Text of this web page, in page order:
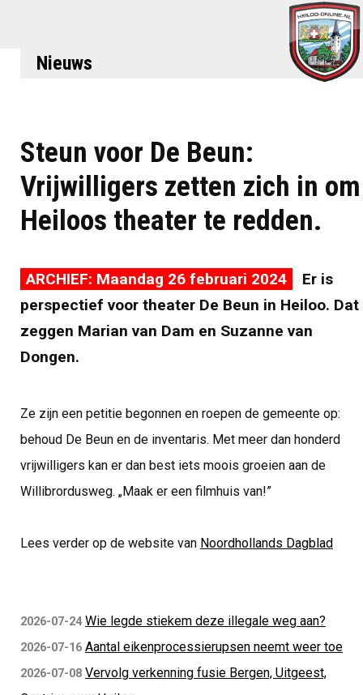
Nieuws
Steun voor De Beun:
Vrijwilligers zetten zich in om
Heiloos theater te redden.
ARCHIEF: Maandag 26 februari 2024
Er is
perspectief voor theater De Beun in Heiloo. Dat
zeggen Marian van Dam en Suzanne van
Dongen.
Ze zijn een petitie begonnen en roepen de gemeente op:
behoud De Beun en de inventaris. Met meer dan honderd
vrijwilligers kan er dan best iets moois groeien aan de
Willibrordusweg. „Maak er een filmhuis van!”
Lees verder op de website van Noordhollands Dagblad
2026-07-24 Wie legde stiekem deze illegale weg aan?
2026-07-16 Aantal eikenprocessierupsen neemt weer toe
2026-07-08 Vervolg verkenning fusie Bergen, Uitgeest,